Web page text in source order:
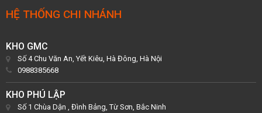
HỆ THỐNG CHI NHÁNH
KHO GMC
Số 4 Chu Văn An, Yết Kiêu, Hà Đông, Hà Nội
0988385668
KHO PHÚ LẬP
Số 1 Chùa Dận , Đình Bảng, Từ Sơn, Bắc Ninh